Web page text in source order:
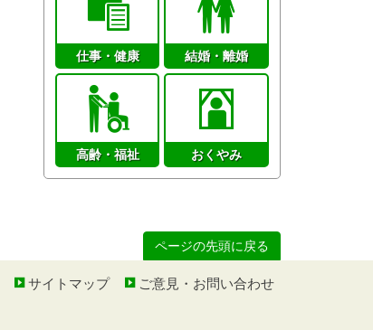
仕事・健康 結婚・離婚
高齢・福祉 おくやみ
ページの先頭に戻る
サイトマップ ご意見・お問い合わせ